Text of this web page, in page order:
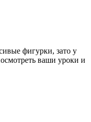
фигурки, зато у
ваши уроки и